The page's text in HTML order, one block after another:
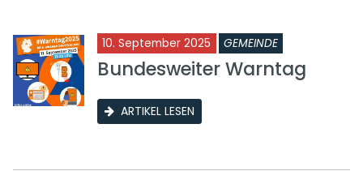
10. September 2025 GEMEINDE
Bundesweiter Warntag
ARTIKEL LESEN